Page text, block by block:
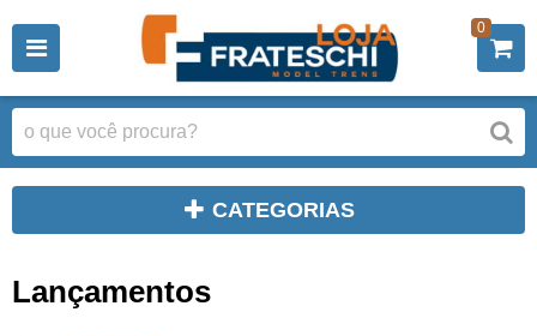
0
CATEGORIAS
Lançamentos